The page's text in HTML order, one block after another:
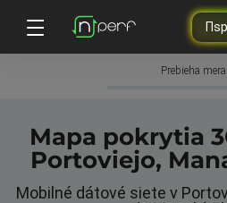
Prebieha
Mapa pokrytia
Portoviejo,
Mobilné dátové siete v